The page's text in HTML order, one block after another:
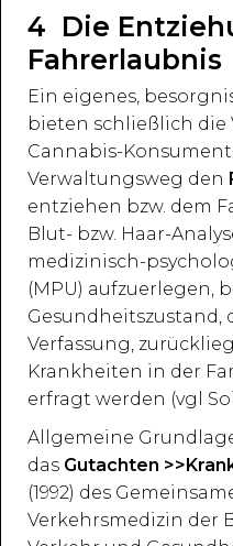
4 Die
Fahrerlaubnis
Ein eigenes,
bieten schließlich die
Cannabis-
Verwaltungsweg den
entziehen bzw. dem
Blut- bzw. Haar-
medizinisch-
(MPU) aufzuerlegen,
Gesundheitszustand,
Verfassung,
Krankheiten in der
erfragt werden (vgl
Allgemeine
das Gutachten
(1992) des
Verkehrsmedizin der